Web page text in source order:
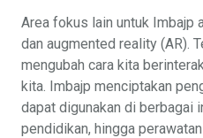
Area fokus lain untuk Imbajp
dan augmented reality (AR).
mengubah cara kita
kita. Imbajp menciptakan
dapat digunakan di berbagai
pendidikan, hingga